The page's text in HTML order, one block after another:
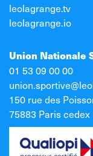
leolagrange.tv
leolagrange.io
Union Nationale
01 53 09 00 00
150 rue des
75883 Paris cedex